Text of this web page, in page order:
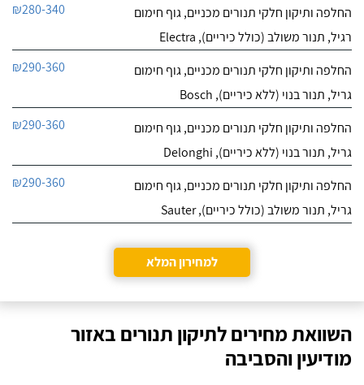
החלפה ותיקון חלקי תנורים מכניים, גוף חימום
רגיל, תנור משולב (כולל כיריים), Electra
₪280-340
החלפה ותיקון חלקי תנורים מכניים, גוף חימום
גריל, תנור בנוי (ללא כיריים), Bosch
₪290-360
החלפה ותיקון חלקי תנורים מכניים, גוף חימום
גריל, תנור בנוי (ללא כיריים), Delonghi
₪290-360
החלפה ותיקון חלקי תנורים מכניים, גוף חימום
גריל, תנור משולב (כולל כיריים), Sauter
₪290-360
למחירון המלא
השוואת מחירים לתיקון תנורים באזור
מודיעין והסביבה